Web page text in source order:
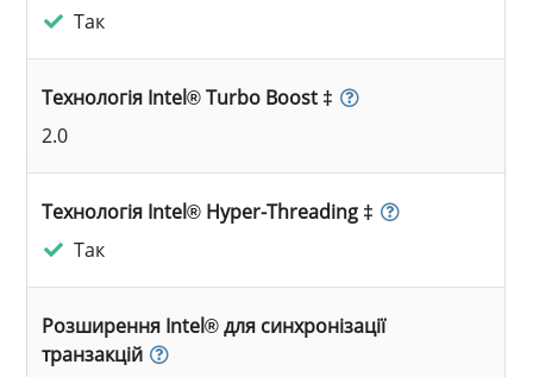
Так
Технологія Intel® Turbo Boost ‡
2.0
Технологія Intel® Hyper-Threading ‡
Так
Розширення Intel® для синхронізації
транзакцій